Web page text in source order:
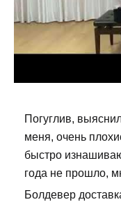
Погуглив,
меня, очень
быстро
года не прошло,
Болдевер